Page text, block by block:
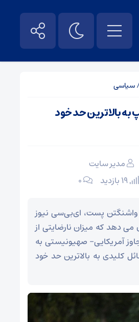
سیاسی
به بالاترین حد خود
مدیر سایت
۰
پست، ای‌بی‌سی نیوز
دهد که میزان نارضایتی از
آمریکایی- صهیونیستی به
کلیدی به بالاترین حد خود